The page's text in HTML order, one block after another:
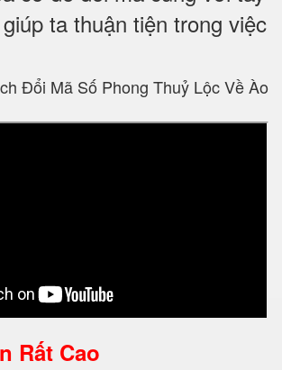
ta thuận tiện trong việc
Đổi Mã Số Phong Thuỷ Lộc Về Ào
Rất Cao